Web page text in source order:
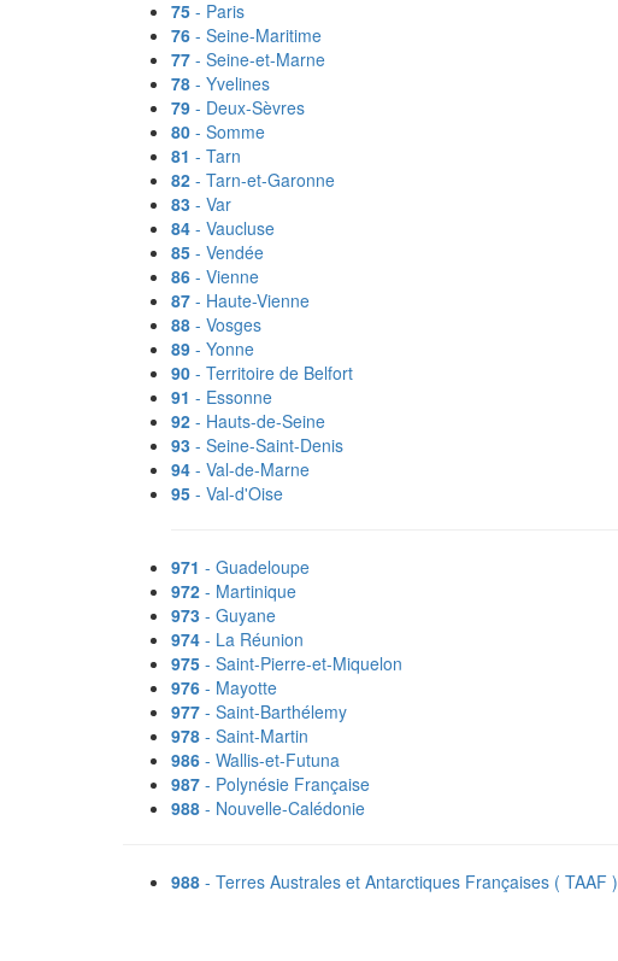
75 - Paris
76 - Seine-Maritime
77 - Seine-et-Marne
78 - Yvelines
79 - Deux-Sèvres
80 - Somme
81 - Tarn
82 - Tarn-et-Garonne
83 - Var
84 - Vaucluse
85 - Vendée
86 - Vienne
87 - Haute-Vienne
88 - Vosges
89 - Yonne
90 - Territoire de Belfort
91 - Essonne
92 - Hauts-de-Seine
93 - Seine-Saint-Denis
94 - Val-de-Marne
95 - Val-d'Oise
971 - Guadeloupe
972 - Martinique
973 - Guyane
974 - La Réunion
975 - Saint-Pierre-et-Miquelon
976 - Mayotte
977 - Saint-Barthélemy
978 - Saint-Martin
986 - Wallis-et-Futuna
987 - Polynésie Française
988 - Nouvelle-Calédonie
988 - Terres Australes et Antarctiques Françaises ( TAAF )